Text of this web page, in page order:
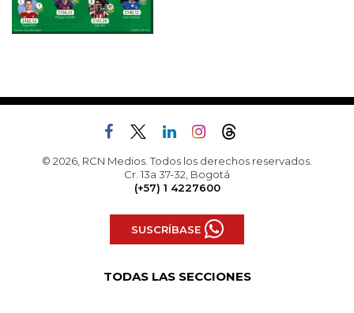
© 2026, RCN Medios. Todos los derechos reservados.
Cr. 13a 37-32, Bogotá
(+57) 1 4227600
SUSCRÍBASE
TODAS LAS SECCIONES